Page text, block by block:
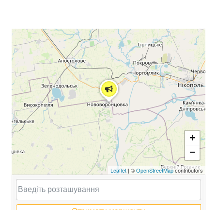
+
−
Leaflet | ©OpenStreetMapcontributors